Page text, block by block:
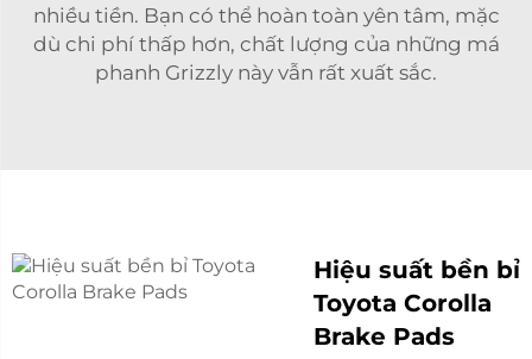
nhiều tiền. Bạn có thể hoàn toàn yên tâm, mặc
dù chi phí thấp hơn, chất lượng của những má
phanh Grizzly này vẫn rất xuất sắc.
Hiệu suất bền bỉ
Toyota Corolla
Brake Pads